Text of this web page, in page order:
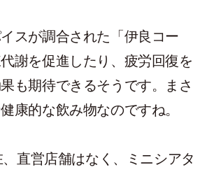
スが調合された「伊良コー
謝を促進したり、疲労回復を
も期待できるそうです。まさ
康的な飲み物なのですね。
直営店舗はなく、ミニシアタ